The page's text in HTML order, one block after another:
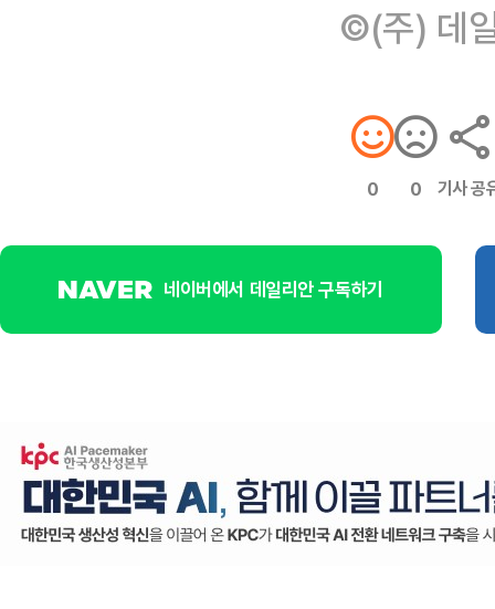
©(주) 데
0 0 기사 공
네이버에서 데일리안 구독하기